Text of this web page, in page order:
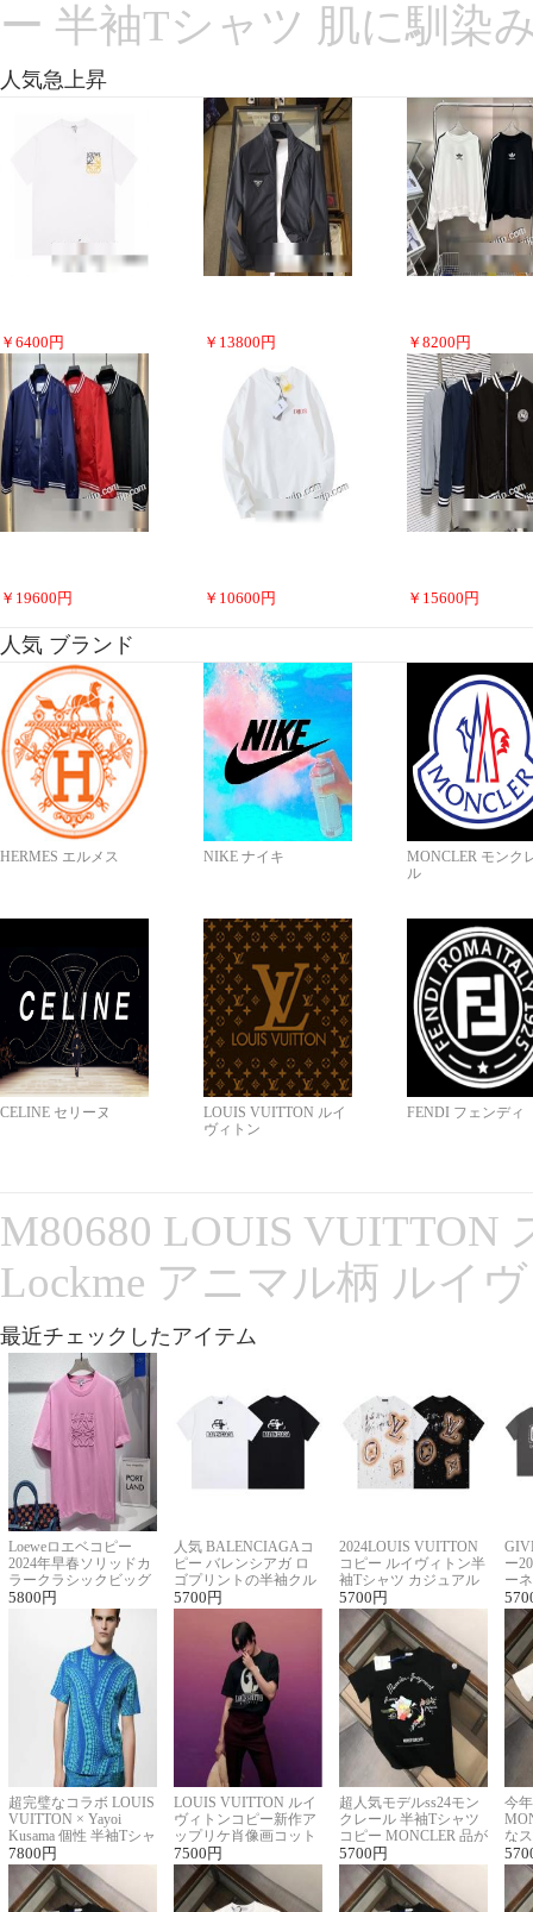
ー 半袖Tシャツ 肌に馴染
人気急上昇
￥ 6400 円 ￥ 13800 円 ￥ 8200 円
￥ 19600 円 ￥ 10600 円 ￥ 15600 円
人気 ブランド
HERMES エルメス NIKE ナイキ
MONCLER モンク
ル
CELINE セリーヌ
LOUIS VUITTON ルイ
ヴィトン
FENDI フェンディ
M80680 LOUIS VUITTON
Lockme アニマル柄 ルイ
最近チェックしたアイテム
Loeweロエベコピー
2024年早春ソリッドカ
ラークラシックビッグ
ロゴ刺繍Tシャツ
5800 円
人気 BALENCIAGAコ
ピー バレンシアガ ロ
ゴプリントの半袖クル
ーネックTシャツ
5700 円
2024LOUIS VUITTON
コピー ルイヴィトン半
袖Tシャツ カジュアル
に馴染む 2色展開
5700 円
ー
ー
ー
超完璧なコラボ LOUIS
VUITTON × Yayoi
Kusama 個性 半袖Tシャ
ツコピー男女兼用
7800 円
LOUIS VUITTON ルイ
ヴィトンコピー新作ア
ップリケ肖像画コット
ンニット半袖Tシャツ
7500 円
超人気モデルss24モン
クレール 半袖Tシャツ
コピー MONCLER 品が
良く見た目
5700 円
今
な
ル